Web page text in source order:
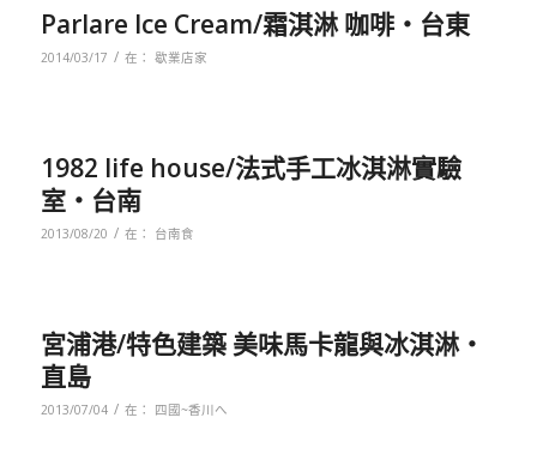
Parlare Ice Cream/霜淇淋 咖啡‧台東
2014/03/17 / 在： 歇業店家
1982 life house/法式手工冰淇淋實驗
室‧台南
2013/08/20 / 在： 台南食
宮浦港/特色建築 美味馬卡龍與冰淇淋‧
直島
2013/07/04 / 在： 四國~香川へ